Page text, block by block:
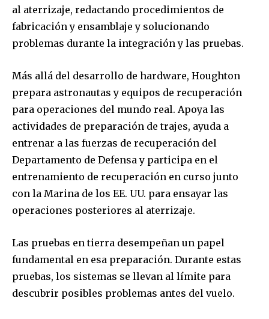
Únete a nuestra comunidad de
suscriptores y sé parte de la
conversación.
Para suscribirte, solo escribe tu dirección de correo eletrónico
y da click en el botón de "suscribir". No te preocupes,
respetamos tu privacidad y no enviaremos correo basura a tu
INBOX. Tu información está segura con nosotros.
SUSCRIBIR
Acepto la Política de Privacidad.
al aterrizaje, redactando procedimientos de
fabricación y ensamblaje y solucionando
problemas durante la integración y las pruebas.
Más allá del desarrollo de hardware, Houghton
prepara astronautas y equipos de recuperación
para operaciones del mundo real. Apoya las
actividades de preparación de trajes, ayuda a
entrenar a las fuerzas de recuperación del
Departamento de Defensa y participa en el
entrenamiento de recuperación en curso junto
con la Marina de los EE. UU. para ensayar las
operaciones posteriores al aterrizaje.
Las pruebas en tierra desempeñan un papel
fundamental en esa preparación. Durante estas
pruebas, los sistemas se llevan al límite para
descubrir posibles problemas antes del vuelo.